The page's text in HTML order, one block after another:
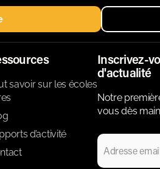
savoir sur les écoles
d’activité
Inscrivez-
d'actualité
Notre
vous dès